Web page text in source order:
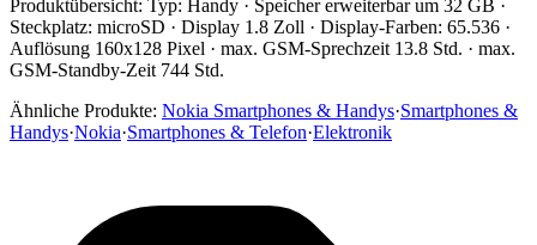
Produktübersicht: Typ: Handy · Speicher erweiterbar um 32 GB ·
Steckplatz: microSD · Display 1.8 Zoll · Display-Farben: 65.536 ·
Auflösung 160x128 Pixel · max. GSM-Sprechzeit 13.8 Std. · max.
GSM-Standby-Zeit 744 Std.
Ähnliche Produkte: Nokia Smartphones & Handys·Smartphones &
Handys·Nokia·Smartphones & Telefon·Elektronik